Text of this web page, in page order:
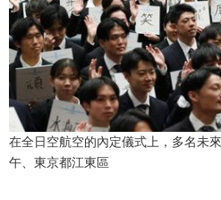
娛樂
教育
工作勞動
家庭
在全日空航空的內定儀式上，多名未
午、東京都江東區